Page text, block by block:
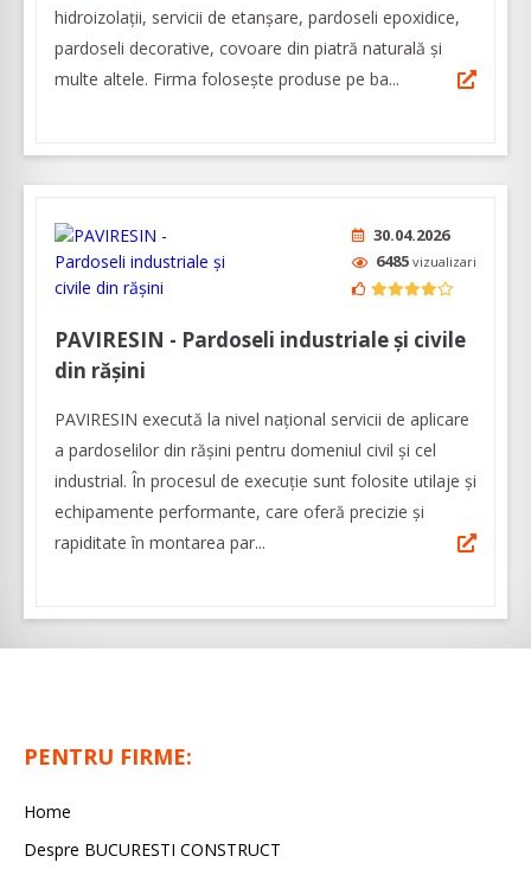
hidroizolații, servicii de etanșare, pardoseli epoxidice,
pardoseli decorative, covoare din piatră naturală și
multe altele. Firma folosește produse pe ba...
30.04.2026
6485 vizualizari
PAVIRESIN - Pardoseli industriale şi civile
din răşini
PAVIRESIN execută la nivel național servicii de aplicare
a pardoselilor din rășini pentru domeniul civil și cel
industrial. În procesul de execuție sunt folosite utilaje și
echipamente performante, care oferă precizie și
rapiditate în montarea par...
PENTRU FIRME:
Home
Despre BUCURESTI CONSTRUCT